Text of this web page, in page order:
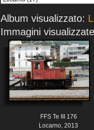
Album visualizzato:
Immagini
FFS Te III 176
Locarno, 2013